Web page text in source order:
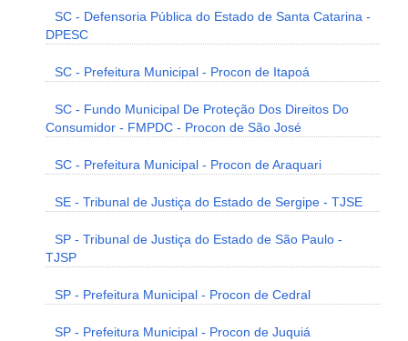
SC - Defensoria Pública do Estado de Santa Catarina -
DPESC
SC - Prefeitura Municipal - Procon de Itapoá
SC - Fundo Municipal De Proteção Dos Direitos Do
Consumidor - FMPDC - Procon de São José
SC - Prefeitura Municipal - Procon de Araquari
SE - Tribunal de Justiça do Estado de Sergipe - TJSE
SP - Tribunal de Justiça do Estado de São Paulo -
TJSP
SP - Prefeitura Municipal - Procon de Cedral
SP - Prefeitura Municipal - Procon de Juquiá